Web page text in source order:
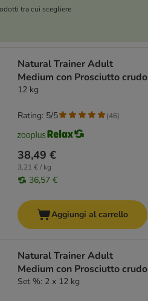
tra cui scegliere
Natural Trainer Adult
Medium con Prosciutto crudo
12 kg
38,49 €
3,21 € / kg
36,57 €
Rating: 5/5 (46)
Aggiungi al carrello
Natural Trainer Adult
Medium con Prosciutto crudo
Set %: 2 x 12 kg